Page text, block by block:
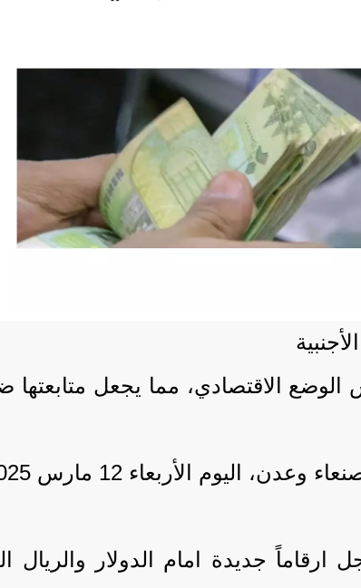
الاقتصادي، مما يجعل متابعتها
اليوم الأربعاء 12 مارس 2025:
يسجل ارقاماً جديدة امام الدولار